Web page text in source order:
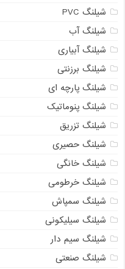
شیلنگ PVC
شیلنگ آب
شیلنگ آبیاری
شیلنگ برزنتی
شیلنگ پارچه ای
شیلنگ پنوماتیک
شیلنگ تزریق
شیلنگ حصیری
شیلنگ خانگی
شیلنگ خرطومی
شیلنگ سمپاش
شیلنگ سیلیکونی
شیلنگ سیم دار
شیلنگ صنعتی